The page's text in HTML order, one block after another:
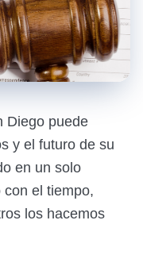
Diego puede
y el futuro de su
en un solo
el tiempo,
los hacemos